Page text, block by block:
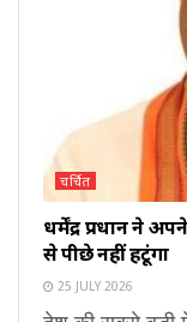
चर्चित
धर्मेंद्र प्रधान ने
से पीछे नहीं हटूंगा
25 JULY 2026